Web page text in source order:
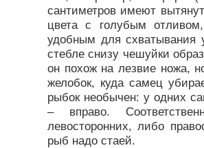
сантиметров имеют
цвета с голубым
удобным для схватывания
стебле снизу чешуйки
он похож на лезвие ножа,
желобок, куда самец
рыбок необычен: у одних
– вправо.
левосторонних, либо
рыб надо стаей.